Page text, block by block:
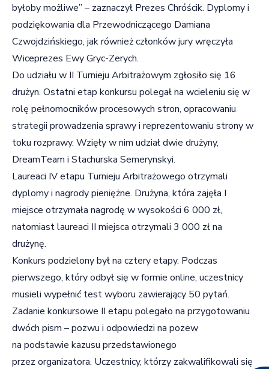
byłoby możliwe” – zaznaczył Prezes Chróścik. Dyplomy i
podziękowania dla Przewodniczącego Damiana
Czwojdzińskiego, jak również członków jury wręczyła
Wiceprezes Ewy Gryc-Zerych.
Do udziału w II Turnieju Arbitrażowym zgłosiło się 16
drużyn. Ostatni etap konkursu polegał na wcieleniu się w
rolę pełnomocników procesowych stron, opracowaniu
strategii prowadzenia sprawy i reprezentowaniu strony w
toku rozprawy. Wzięły w nim udział dwie drużyny,
DreamTeam i Stachurska Semerynskyi.
Laureaci IV etapu Turnieju Arbitrażowego otrzymali
dyplomy i nagrody pieniężne. Drużyna, która zajęła I
miejsce otrzymała nagrodę w wysokości 6 000 zł,
natomiast laureaci II miejsca otrzymali 3 000 zł na
drużynę.
Konkurs podzielony był na cztery etapy. Podczas
pierwszego, który odbył się w formie online, uczestnicy
musieli wypełnić test wyboru zawierający 50 pytań.
Zadanie konkursowe II etapu polegało na przygotowaniu
dwóch pism – pozwu i odpowiedzi na pozew
na podstawie kazusu przedstawionego
przez organizatora. Uczestnicy, którzy zakwalifikowali się